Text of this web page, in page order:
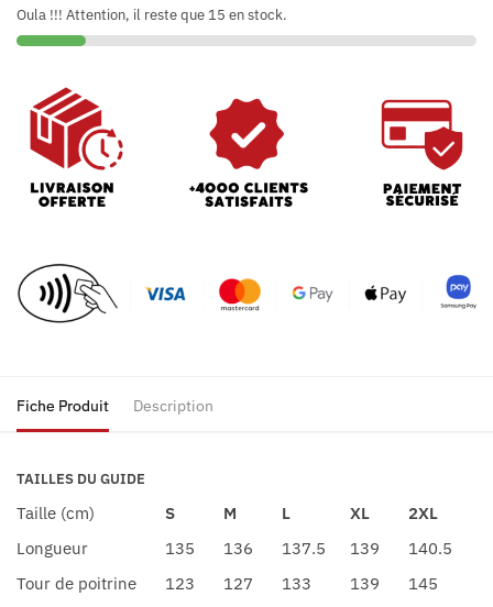
Oula !!! Attention, il reste que 15 en stock.
Fiche Produit Description
TAILLES DU GUIDE
Taille (cm) S M L XL
2XL
Longueur
135 136 137.5 139
140.5
Tour de poitrine
123 127 133 139
145